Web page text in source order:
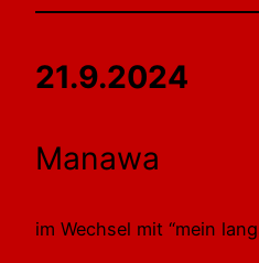
21.9.2024
Manawa
im Wechsel mit “mein